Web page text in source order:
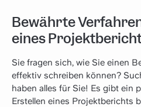
Bewährte
eines
Sie fragen sich, wie Sie einen
effektiv schreiben können?
haben alles für Sie! Es gibt ein
Erstellen eines Projektberichts